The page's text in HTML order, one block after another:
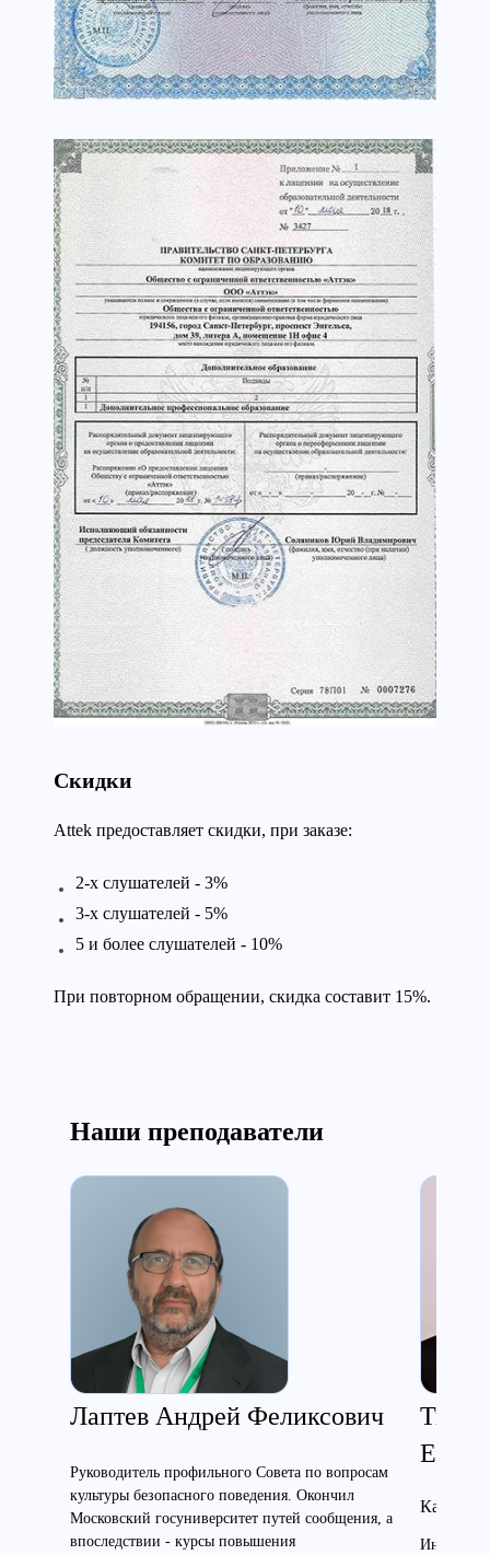
Скидки
Attek предоставляет скидки, при заказе:
2-х слушателей - 3%
3-х слушателей - 5%
5 и более слушателей - 10%
При повторном обращении, скидка составит 15%.
Наши преподаватели
Лаптев Андрей Феликсович
Руководитель профильного Совета по вопросам
культуры безопасного поведения. Окончил
Московский госуниверситет путей сообщения, а
впоследствии - курсы повышения
Инженер